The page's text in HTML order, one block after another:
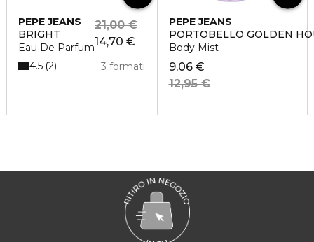
PEPE JEANS
BRIGHT
Eau De Parfum14,70 €
21,00 €
3 formati
4.5 2
PEPE JEANS
PORTOBELLO GOLDEN
Body Mist
9,06 €
12,95 €